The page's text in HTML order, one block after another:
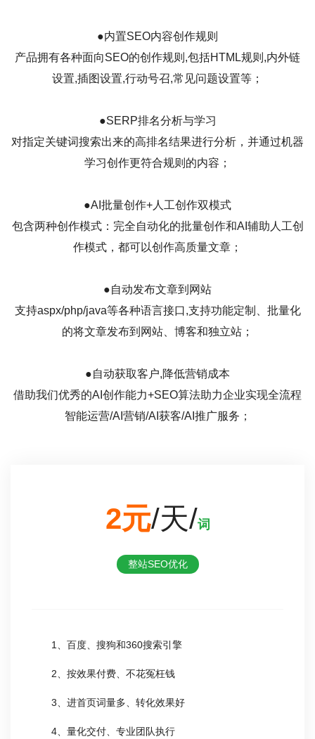
●内置SEO内容创作规则
产品拥有各种面向SEO的创作规则,包括HTML规则,内外链
设置,插图设置,行动号召,常见问题设置等；
●SERP排名分析与学习
对指定关键词搜索出来的高排名结果进行分析，并通过机器
学习创作更符合规则的内容；
●AI批量创作+人工创作双模式
包含两种创作模式：完全自动化的批量创作和AI辅助人工创
作模式，都可以创作高质量文章；
●自动发布文章到网站
支持aspx/php/java等各种语言接口,支持功能定制、批量化
的将文章发布到网站、博客和独立站；
●自动获取客户,降低营销成本
借助我们优秀的AI创作能力+SEO算法助力企业实现全流程
智能运营/AI营销/AI获客/AI推广服务；
2元/天/词
整站SEO优化
1、百度、搜狗和360搜索引擎
2、按效果付费、不花冤枉钱
3、进首页词量多、转化效果好
4、量化交付、专业团队执行